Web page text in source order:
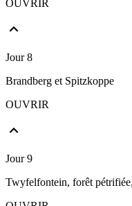
OUVRIR
Jour 8
Brandberg et Spitzkoppe
OUVRIR
Jour 9
Twyfelfontein, forêt